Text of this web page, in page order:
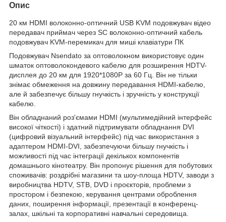
Опис
20 км HDMI волоконно-оптичний USB KVM подовжувач відео
передавач приймач через SC волоконно-оптичний кабель
подовжувач KVM-перемикач для миші клавіатури ПК
Подовжувач Nsendato за оптоволокном використовує один
шматок оптоволокондевого кабелю для розширення HDTV-
дисплея до 20 км для 1920*1080P за 60 Гц. Він не тільки
знімає обмеження на довжину передавання HDMI-кабелю,
але й забезпечує більшу гнучкість і зручність у конструкції
кабелю.
Він обладнаний роз'ємами HDMI (мультимедійний інтерфейс
високої чіткості) і здатний підтримувати обладнання DVI
(цифровий візуальний інтерфейс) під час використання з
адаптером HDMI-DVI, забезпечуючи більшу гнучкість і
можливості під час інтеграції декількох компонентів
домашнього кінотеатру. Він пропонує рішення для побутових
споживачів: роздрібні магазини та шоу-площа HDTV, заводи з
виробництва HDTV, STB, DVD і проєкторів, проблеми з
простором і безпекою, керування центрами оброблення
даних, поширення інформації, презентації в конференц-
залах, шкільні та корпоративні навчальні середовища.